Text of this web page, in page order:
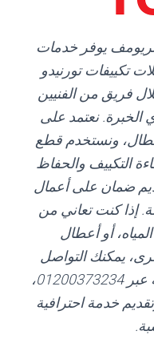
تريومف يوفر خدمات
تكييفات تورنيدو
فريق من الفنيين
نعتمد على
ونستخدم قطع
التكييف والحفاظ
ضمان على أعمال
إذا كنت تعاني من
أو أعطال
يمكنك التواصل
معنا لحجز زيارة منزلية سريعة عبر 01200373234،
خدمة احترافية